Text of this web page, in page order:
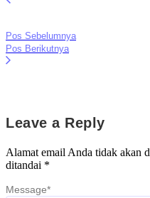
Pos Sebelumnya
Pos Berikutnya
Leave a Reply
Alamat email Anda tidak akan
ditandai *
Message*